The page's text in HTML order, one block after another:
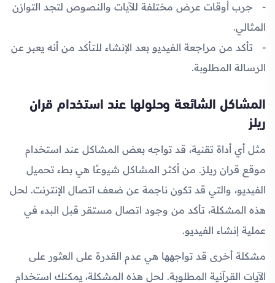
جرب أوقات عرض مختلفة للآيات والنصوص لتجد التوازن
المثالي.
تأكد من مراجعة الفيديو بعد الإنشاء للتأكد من أنه يعبر عن
الرسالة المطلوبة.
المشاكل الشائعة وحلولها عند استخدام قران
ريلز
مثل أي أداة تقنية، قد تواجه بعض المشاكل عند استخدام
موقع قران ريلز. من أكثر المشاكل شيوعًا هي بطء تحميل
الفيديو، والتي قد تكون ناجمة عن ضعف اتصال الإنترنت. لحل
هذه المشكلة، تأكد من وجود اتصال مستقر قبل البدء في
عملية إنشاء الفيديو.
مشكلة أخرى قد تواجهها هي عدم القدرة على العثور على
الآيات القرآنية المطلوبة. لحل هذه المشكلة، يمكنك استخدام